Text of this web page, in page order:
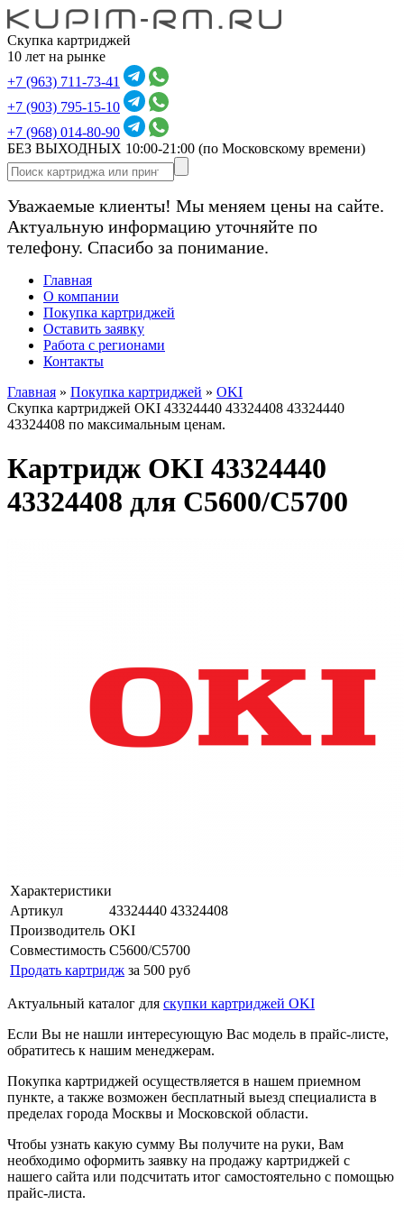
Скупка картриджей
10 лет на рынке
+7 (963) 711-73-41
+7 (903) 795-15-10
+7 (968) 014-80-90
БЕЗ ВЫХОДНЫХ 10:00-21:00 (по Московскому времени)
Уважаемые клиенты! Мы меняем цены на сайте.
Актуальную информацию уточняйте по
телефону. Спасибо за понимание.
Главная
О компании
Покупка картриджей
Оставить заявку
Работа с регионами
Контакты
Главная » Покупка картриджей » OKI
Скупка картриджей OKI 43324440 43324408 43324440
43324408 по максимальным ценам.
Картридж OKI 43324440
43324408 для C5600/C5700
Характеристики
Артикул
43324440 43324408
Производитель OKI
Совместимость C5600/C5700
Продать картридж за 500 руб
Актуальный каталог для скупки картриджей OKI
Если Вы не нашли интересующую Вас модель в прайс-листе,
обратитесь к нашим менеджерам.
Покупка картриджей осуществляется в нашем приемном
пункте, а также возможен бесплатный выезд специалиста в
пределах города Москвы и Московской области.
Чтобы узнать какую сумму Вы получите на руки, Вам
необходимо оформить заявку на продажу картриджей с
нашего сайта или подсчитать итог самостоятельно с помощью
прайс-листа.